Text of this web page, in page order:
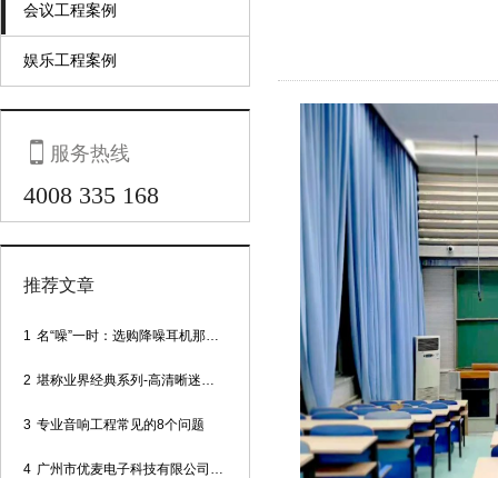
会议工程案例
娱乐工程案例
 服务热线
4008 335 168
推荐文章
1 名“噪”一时：选购降噪耳机那些事
2 堪称业界经典系列-高清晰迷你型头戴话筒
3 专业音响工程常见的8个问题
4 广州市优麦电子科技有限公司网站正式上线！